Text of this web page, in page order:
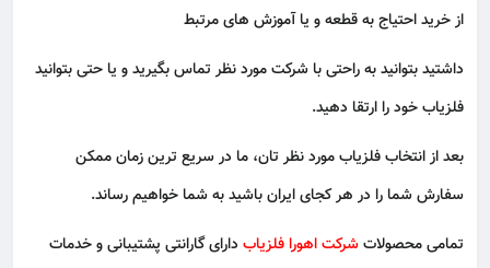
از خرید احتیاج به قطعه و یا آموزش های مرتبط
داشتید بتوانید به راحتی با شرکت مورد نظر تماس بگیرید و یا حتی بتوانید
فلزیاب خود را ارتقا دهید.
بعد از انتخاب فلزیاب مورد نظر تان، ما در سریع ترین زمان ممکن
سفارش شما را در هر کجای ایران باشید به شما خواهیم رساند.
تمامی محصولاتشرکت اهورا فلزیاب دارای گارانتی پشتیبانی و خدمات